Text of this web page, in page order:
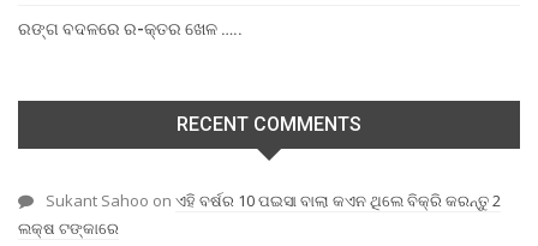
ରଙ୍ଗ ବଦଳରେ ର-କ୍ତର ଖେଳ …..
RECENT COMMENTS
Sukant Sahoo on ଏହି ବର୍ଷର 10 ପଇସା ବାଲା କଏନ ଥିଲେ ବିକ୍ରି କରନ୍ତୁ 2
ଲକ୍ଷ ଟଙ୍କାରେ